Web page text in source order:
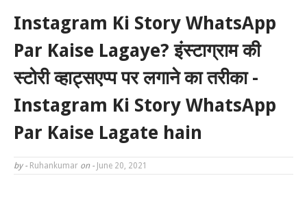
Instagram Ki Story WhatsApp
Par Kaise Lagaye? इंस्टाग्राम की
स्टोरी व्हाट्सएप्प पर लगाने का तरीका -
Instagram Ki Story WhatsApp
Par Kaise Lagate hain
by - Ruhankumar on - June 20, 2021